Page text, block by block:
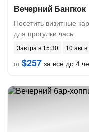
Вечерний Бангкок
Посетить визитные
для прогулки часы
Завтра в 15:30
10 авг
от$257 за всё до 4